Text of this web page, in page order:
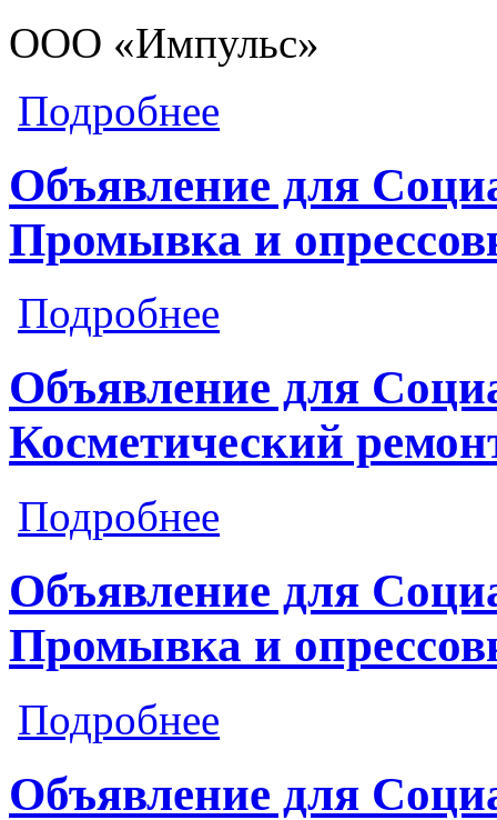
ООО «Импульс»
Подробнее
Объявление для
Промывка и
Подробнее
Объявление для
Косметический
Подробнее
Объявление для
Промывка и
Подробнее
Объявление для